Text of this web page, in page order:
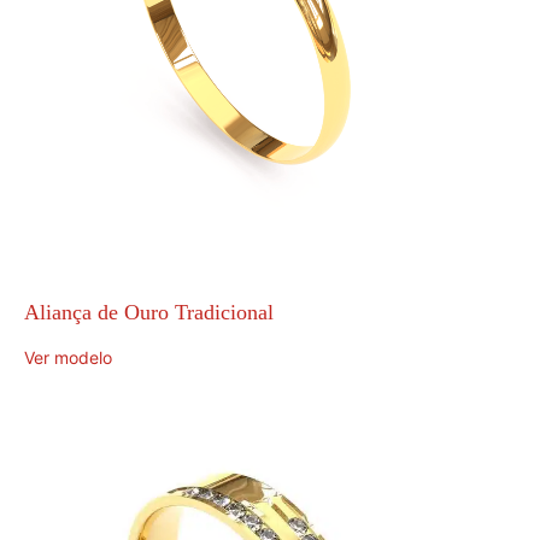
Aliança de Ouro Tradicional
Ver modelo